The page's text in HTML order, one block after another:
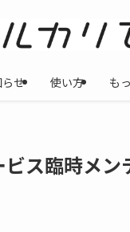
らせ 使い方 も
ス臨時メ